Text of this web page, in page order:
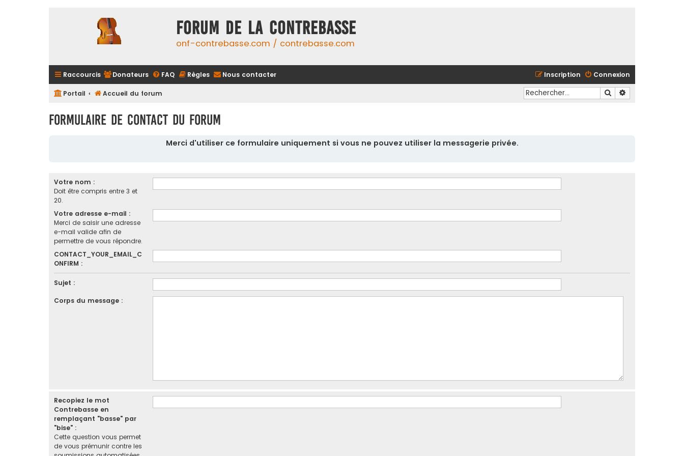
FORUM DE LA CONTREBASSE
onf-contrebasse.com / contrebasse.com
Raccourcis Donateurs FAQ Règles Nous contacter Connexion
Inscription
Portail Accueil du forum Rechercher
Formulaire de contact du forum
Merci d'utiliser ce formulaire uniquement si vous ne pouvez utiliser la messagerie privée.
Votre nom :
Doit être compris entre 3 et
20.
Votre adresse e-mail :
Merci de saisir une adresse
e-mail valide afin de
permettre de vous répondre.
CONTACT_YOUR_EMAIL_C
ONFIRM :
Sujet :
Corps du message :
Recopiez le mot
Contrebasse en
remplaçant "basse" par
"bise" :
Cette question vous permet
de vous prémunir contre les